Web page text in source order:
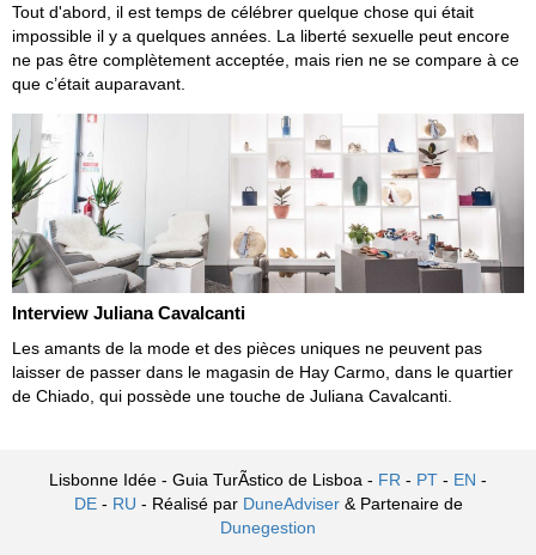
Tout d'abord, il est temps de célébrer quelque chose qui était
impossible il y a quelques années. La liberté sexuelle peut encore
ne pas être complètement acceptée, mais rien ne se compare à ce
que c’était auparavant.
Interview Juliana Cavalcanti
Les amants de la mode et des pièces uniques ne peuvent pas
laisser de passer dans le magasin de Hay Carmo, dans le quartier
de Chiado, qui possède une touche de Juliana Cavalcanti.
Lisbonne Idée - Guia TurÃ­stico de Lisboa - FR - PT - EN -
DE- RU - Réalisé par DuneAdviser & Partenaire de
Dunegestion